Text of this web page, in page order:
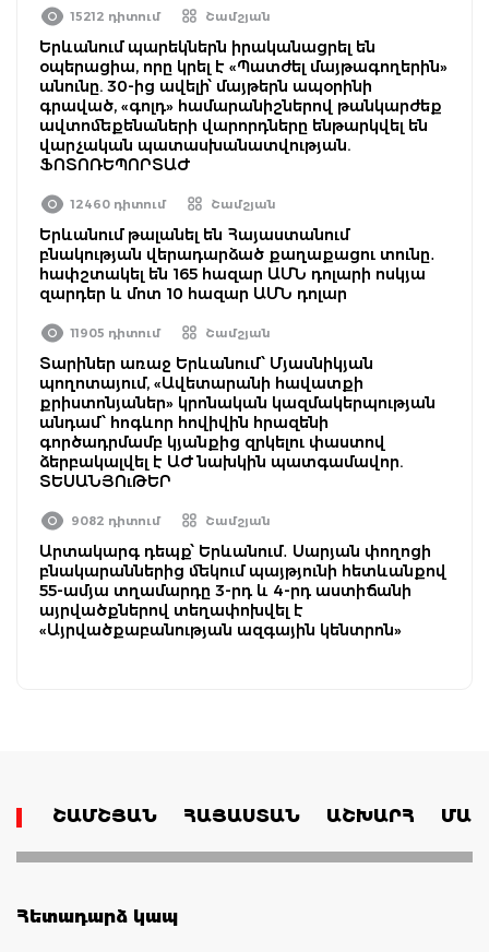
15212 դիտում Շամշյան
Երևանում պարեկներն իրականացրել են
օպերացիա, որը կրել է «Պատժել մայթագողերին»
անունը. 30-ից ավելի՝ մայթերն ապօրինի
գրաված, «գոլդ» համարանիշներով թանկարժեք
ավտոմեքենաների վարորդները ենթարկվել են
վարչական պատասխանատվության.
ՖՈՏՈՌԵՊՈՐՏԱԺ
12460 դիտում Շամշյան
Երևանում թալանել են Հայաստանում
բնակության վերադարձած քաղաքացու տունը․
հափշտակել են 165 հազար ԱՄՆ դոլարի ոսկյա
զարդեր և մոտ 10 հազար ԱՄՆ դոլար
11905 դիտում Շամշյան
Տարիներ առաջ Երևանում՝ Մյասնիկյան
պողոտայում, «Ավետարանի հավատքի
քրիստոնյաներ» կրոնական կազմակերպության
անդամ՝ հոգևոր հովիվին հրազենի
գործադրմամբ կյանքից զրկելու փաստով
ձերբակալվել է ԱԺ նախկին պատգամավոր.
ՏԵՍԱՆՅՈւԹԵՐ
9082 դիտում Շամշյան
Արտակարգ դեպք՝ Երևանում․ Սարյան փողոցի
բնակարաններից մեկում պայթյունի հետևանքով
55-ամյա տղամարդը 3-րդ և 4-րդ աստիճանի
այրվածքներով տեղափոխվել է
«Այրվածքաբանության ազգային կենտրոն»
ՇԱՄՇՅԱՆ ՀԱՅԱՍՏԱՆ ԱՇԽԱՐՀ
Հետադարձ կապ